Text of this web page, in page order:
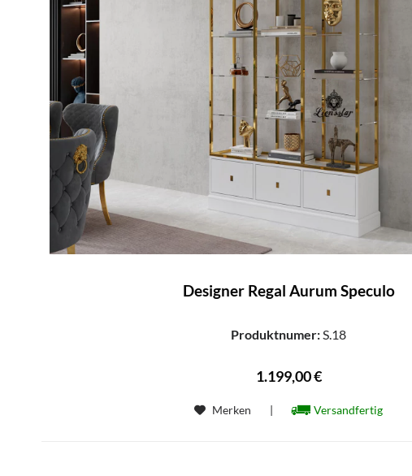
Designer Regal Aurum Speculo
Produktnumer:S.18
1.199,00 €
Merken | Versandfertig